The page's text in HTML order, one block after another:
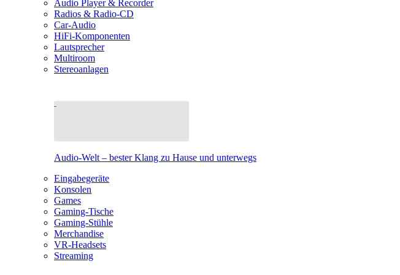
Audio Player & Recorder
Radios & Radio-CD
Car-Audio
HiFi-Komponenten
Lautsprecher
Multiroom
Stereoanlagen
Audio-Welt – bester Klang zu Hause und unterwegs
Eingabegeräte
Konsolen
Games
Gaming-Tische
Gaming-Stühle
Merchandise
VR-Headsets
Streaming